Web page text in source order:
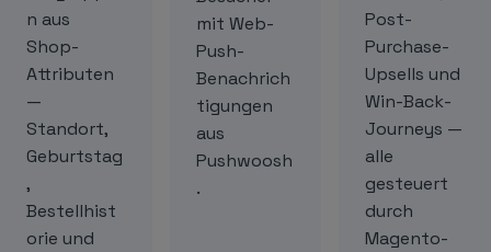
n aus
Shop-
Attributen
—
Standort,
Geburtstag
,
Bestellhist
orie und
mit Web-
Push-
Benachrich
tigungen
aus
Pushwoosh
.
Post-
Purchase-
Upsells und
Win-Back-
Journeys —
alle
gesteuert
durch
Magento-